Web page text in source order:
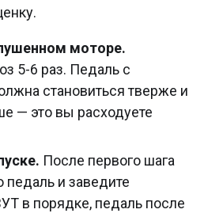
моторе.
5-6 раз. Педаль с
становиться тверже и
— это вы расходуете
После первого шага
и заведите
в порядке, педаль после